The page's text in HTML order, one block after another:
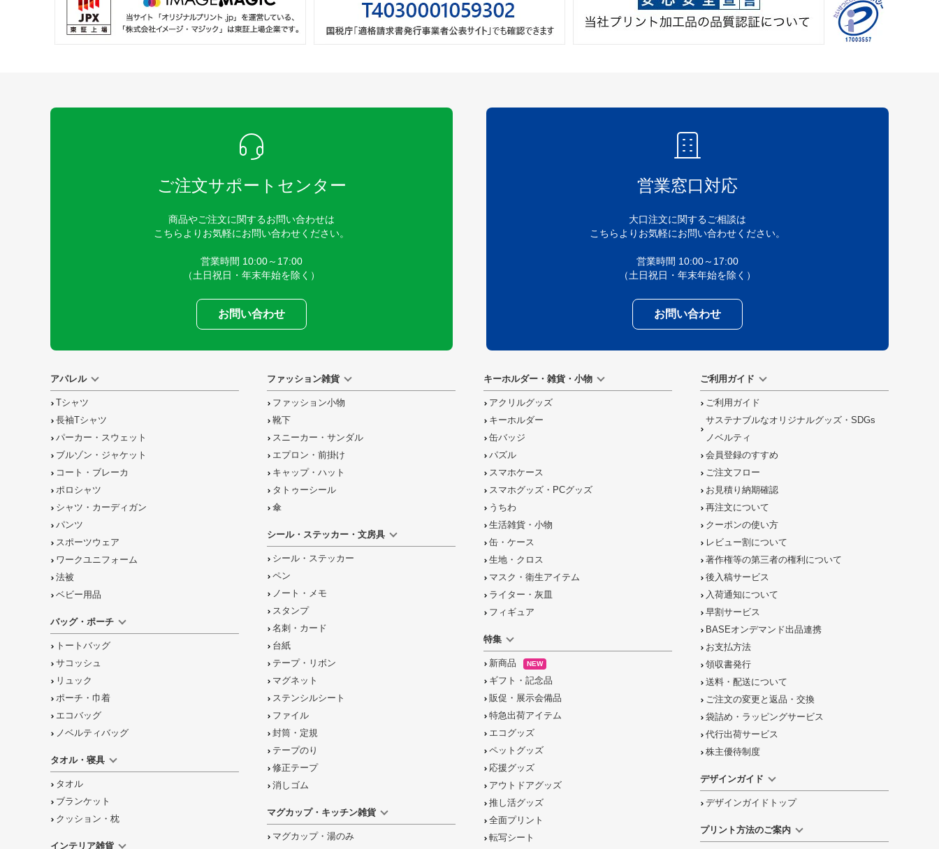
ご注文サポートセンター
商品やご注文に関するお問い合わせは
こちらよりお気軽にお問い合わせください。
営業時間 10:00～17:00
（土日祝日・年末年始を除く）
お問い合わせ
営業窓口対応
大口注文に関するご相談は
こちらよりお気軽にお問い合わせください。
営業時間 10:00～17:00
（土日祝日・年末年始を除く）
お問い合わせ
アパレル
Tシャツ
長袖Tシャツ
パーカー・スウェット
ブルゾン・ジャケット
コート・ブレーカ
ポロシャツ
シャツ・カーディガン
パンツ
スポーツウェア
ワークユニフォーム
法被
ベビー用品
バッグ・ポーチ
トートバッグ
サコッシュ
リュック
ポーチ・巾着
エコバッグ
ノベルティバッグ
タオル・寝具
タオル
ブランケット
クッション・枕
インテリア雑貨
ファッション雑貨
ファッション小物
靴下
スニーカー・サンダル
エプロン・前掛け
キャップ・ハット
タトゥーシール
傘
シール・ステッカー・文房具
シール・ステッカー
ペン
ノート・メモ
スタンプ
名刺・カード
台紙
テープ・リボン
マグネット
ステンシルシート
ファイル
封筒・定規
テープのり
修正テープ
消しゴム
マグカップ・キッチン雑貨
マグカップ・湯のみ
キーホルダー・雑貨・小物
アクリルグッズ
キーホルダー
缶バッジ
パズル
スマホケース
スマホグッズ・PCグッズ
うちわ
生活雑貨・小物
缶・ケース
生地・クロス
マスク・衛生アイテム
ライター・灰皿
フィギュア
特集
新商品 NEW
ギフト・記念品
販促・展示会備品
特急出荷アイテム
エコグッズ
ペットグッズ
応援グッズ
アウトドアグッズ
推し活グッズ
全面プリント
転写シート
ご利用ガイド
ご利用ガイド
サステナブルなオリジナルグッズ・SDGs
ノベルティ
会員登録のすすめ
ご注文フロー
お見積り納期確認
再注文について
クーポンの使い方
レビュー割について
著作権等の第三者の権利について
後入稿サービス
入荷通知について
早割サービス
BASEオンデマンド出品連携
お支払方法
領収書発行
送料・配送について
ご注文の変更と返品 ・ 交換
袋詰め・ラッピングサービス
代行出荷サービス
株主優待制度
デザインガイド
デザインガイドトップ
プリント方法のご案内